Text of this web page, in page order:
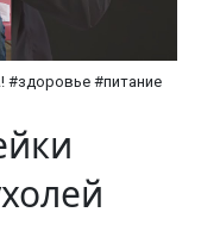
#питание